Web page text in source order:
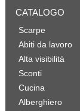
CATALOGO
Scarpe
Abiti da lavoro
Alta visibilità
Sconti
Cucina
Alberghiero